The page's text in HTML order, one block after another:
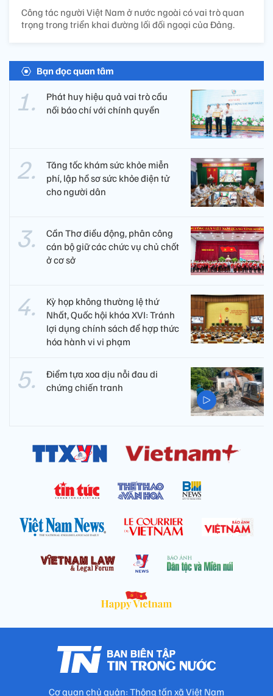
Công tác người Việt Nam ở nước ngoài có vai trò quan
trọng trong triển khai đường lối đối ngoại của Đảng.
Bạn đọc quan tâm
Phát huy hiệu quả vai trò cầu
nối báo chí với chính quyền
Tăng tốc khám sức khỏe miễn
phí, lập hồ sơ sức khỏe điện tử
cho người dân
Cần Thơ điều động, phân công
cán bộ giữ các chức vụ chủ chốt
ở cơ sở
Kỳ họp không thường lệ thứ
Nhất, Quốc hội khóa XVI: Tránh
lợi dụng chính sách để hợp thức
hóa hành vi vi phạm
Điểm tựa xoa dịu nỗi đau di
chứng chiến tranh
Cơ quan chủ quản: Thông tấn xã Việt Nam